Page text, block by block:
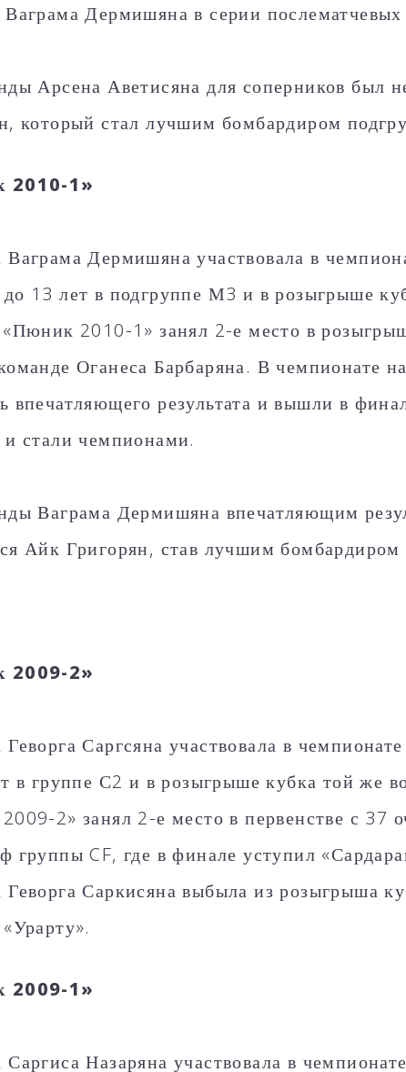
Дермишяна в серии послематчевых
Арсена Аветисяна для соперников был
который стал лучшим бомбардиром
2010-1»
Ваграма Дермишяна участвовала в
13 лет в подгруппе М3 и в розыгрыше
2010-1» занял 2-е место в
Оганеса Барбаряна. В чемпионате
впечатляющего результата и вышли в
стали чемпионами.
Ваграма Дермишяна впечатляющим
Айк Григорян, став лучшим бомбардиром
2009-2»
Саргсяна участвовала в
в группе С2 и в розыгрыше кубка той же
2» занял 2-е место в первенстве с 37
группы CF, где в финале уступил
Саркисяна выбыла из розыгрыша
2009-1»
Назаряна участвовала в